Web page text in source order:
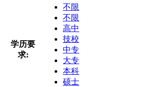
学历要
求:
不限
不限
高中
技校
中专
大专
本科
硕士